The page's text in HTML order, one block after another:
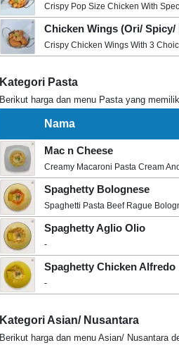
Crispy Pop Size Chicken With
Chicken Wings (Ori/ Spicy/
Crispy Chicken Wings With 3
Kategori Pasta
Berikut harga dan menu Pasta yang
Nama
Mac n Cheese
Creamy Macaroni Pasta Cream
Spaghetty Bolognese
Spaghetti Pasta Beef Rague
Spaghetty Aglio Olio
-
Spaghetty Chicken Alfredo
-
Kategori Asian/ Nusantara
Berikut harga dan menu Asian/ Nusantara